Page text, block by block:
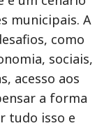
municipais. A
como
sociais,
acesso aos
a forma
tudo isso e